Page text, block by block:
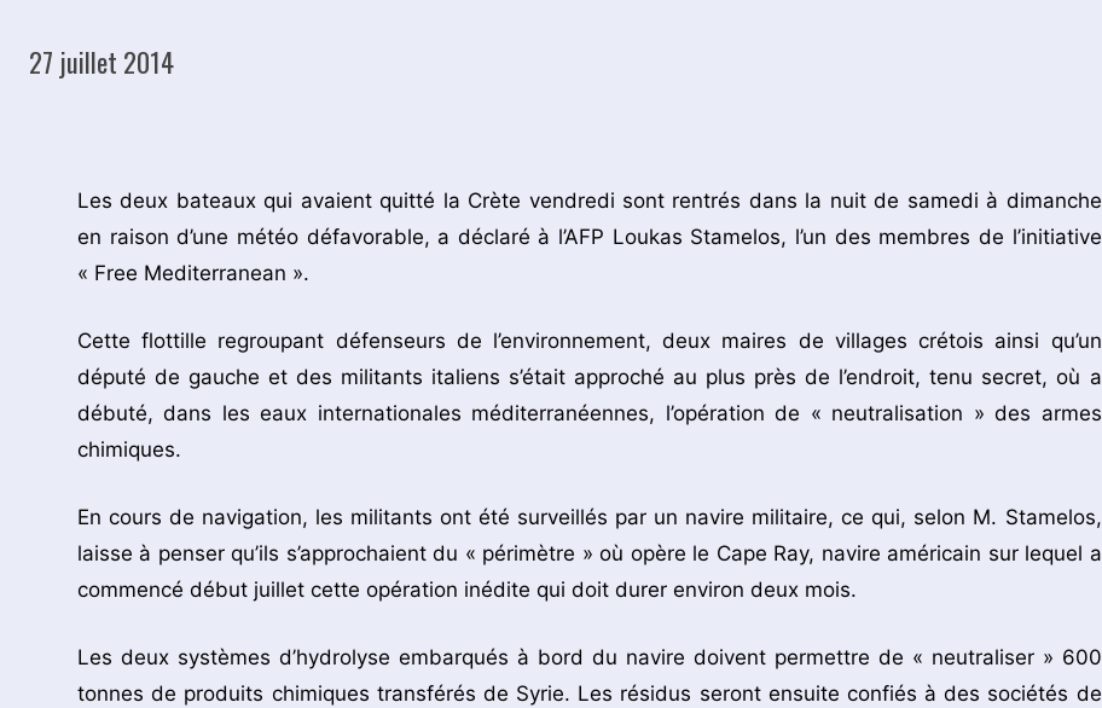
27 juillet 2014
Les deux bateaux qui avaient quitté la Crète vendredi sont rentrés dans la nuit de samedi à dimanche
en raison d’une météo défavorable, a déclaré à l’AFP Loukas Stamelos, l’un des membres de l’initiative
« Free Mediterranean ».
Cette flottille regroupant défenseurs de l’environnement, deux maires de villages crétois ainsi qu’un
député de gauche et des militants italiens s’était approché au plus près de l’endroit, tenu secret, où a
débuté, dans les eaux internationales méditerranéennes, l’opération de « neutralisation » des armes
chimiques.
En cours de navigation, les militants ont été surveillés par un navire militaire, ce qui, selon M. Stamelos,
laisse à penser qu’ils s’approchaient du « périmètre » où opère le Cape Ray, navire américain sur lequel a
commencé début juillet cette opération inédite qui doit durer environ deux mois.
Les deux systèmes d’hydrolyse embarqués à bord du navire doivent permettre de « neutraliser » 600
tonnes de produits chimiques transférés de Syrie. Les résidus seront ensuite confiés à des sociétés de